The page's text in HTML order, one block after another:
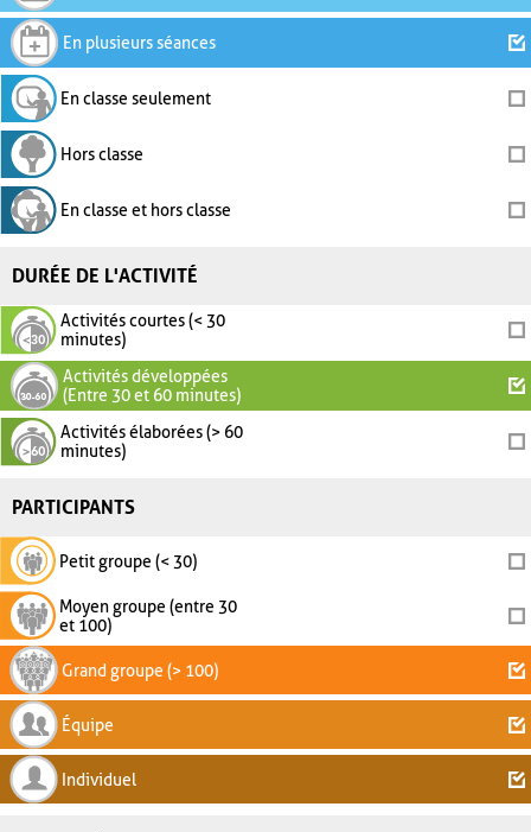
En plusieurs séances
En classe seulement
Hors classe
En classe et hors classe
DURÉE DE L'ACTIVITÉ
Activités courtes (< 30
minutes)
Activités développées
(Entre 30 et 60 minutes)
Activités élaborées (> 60
minutes)
PARTICIPANTS
Petit groupe (< 30)
Moyen groupe (entre 30
et 100)
Grand groupe (> 100)
Équipe
Individuel